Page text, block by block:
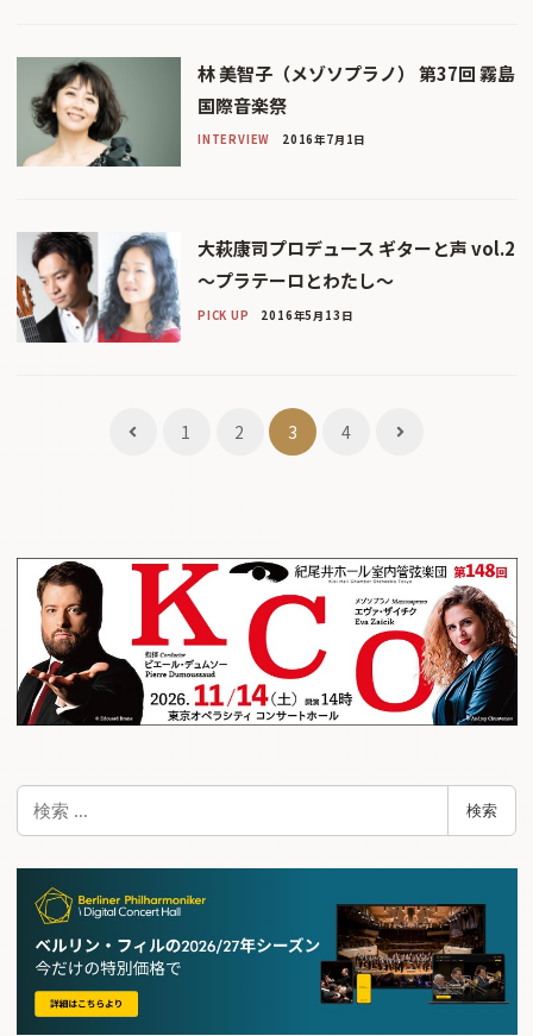
林 美智子（メゾソプラノ） 第37回 霧島
国際音楽祭
INTERVIEW 2016年7月1日
大萩康司プロデュース ギターと声 vol.2
〜プラテーロとわたし〜
PICK UP 2016年5月13日
ゲ
ー
ョ
ン
1 2 3 4
検
検索